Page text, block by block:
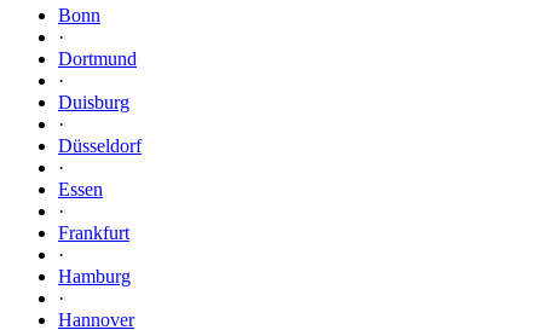
Bonn
·
Dortmund
·
Duisburg
·
Düsseldorf
·
Essen
·
Frankfurt
·
Hamburg
·
Hannover